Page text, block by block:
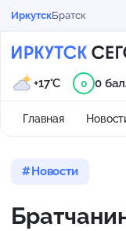
ИркутскБратск
Главная
+17°C 0 0
Новости